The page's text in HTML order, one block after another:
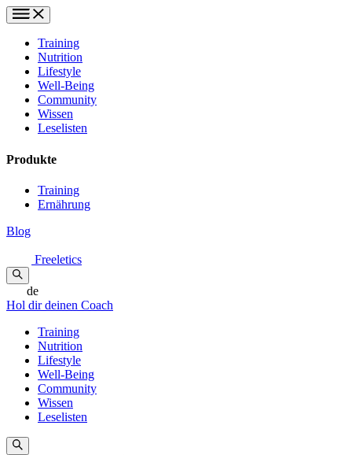
Training
Nutrition
Lifestyle
Well-Being
Community
Wissen
Leselisten
Produkte
Training
Ernährung
Blog
Freeletics
de
Hol dir deinen Coach
Training
Nutrition
Lifestyle
Well-Being
Community
Wissen
Leselisten